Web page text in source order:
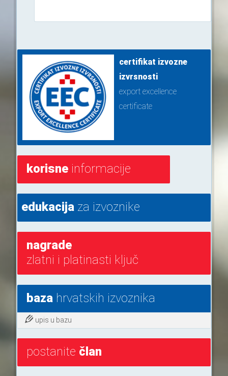
certifikat izvozne
izvrsnosti
export excellence
certificate
korisneinformacije
edukacijaza izvoznike
nagrade
zlatni i platinasti ključ
bazahrvatskih izvoznika
upis u bazu
postanite član